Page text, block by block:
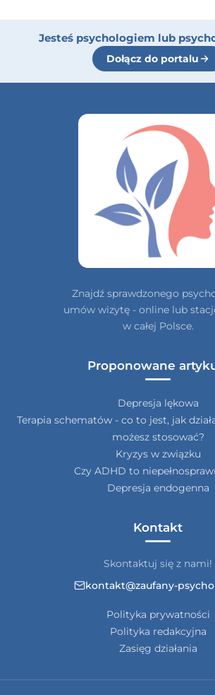
Jesteś psychologiem lub
Dołącz do portalu
Znajdź sprawdzonego
umów wizytę - online lub
w całej Polsce.
Proponowane
Depresja lękowa
Terapia schematów - co to jest, jak
możesz stosować?
Kryzys w związku
Czy ADHD to
Depresja endogenna
Kontakt
Skontaktuj się z nami!
kontakt@zaufany-
Polityka prywatności
Polityka redakcyjna
Zasięg działania